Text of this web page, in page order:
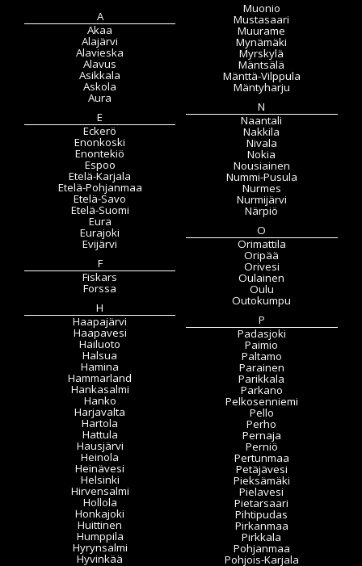
A
Akaa
Alajärvi
Alavieska
Alavus
Asikkala
Askola
Aura
E
Eckerö
Enonkoski
Enontekiö
Espoo
Etelä-Karjala
Etelä-Pohjanmaa
Etelä-Savo
Etelä-Suomi
Eura
Eurajoki
Evijärvi
F
Fiskars
Forssa
H
Haapajärvi
Haapavesi
Hailuoto
Halsua
Hamina
Hammarland
Hankasalmi
Hanko
Harjavalta
Hartola
Hattula
Hausjärvi
Heinola
Heinävesi
Helsinki
Hirvensalmi
Hollola
Honkajoki
Huittinen
Humppila
Hyrynsalmi
Hyvinkää
Muonio
Mustasaari
Muurame
Mynämäki
Myrskylä
Mäntsälä
Mänttä-Vilppula
Mäntyharju
N
Naantali
Nakkila
Nivala
Nokia
Nousiainen
Nummi-Pusula
Nurmes
Nurmijärvi
Närpiö
O
Orimattila
Oripää
Orivesi
Oulainen
Oulu
Outokumpu
P
Padasjoki
Paimio
Paltamo
Parainen
Parikkala
Parkano
Pelkosenniemi
Pello
Perho
Pernaja
Perniö
Pertunmaa
Petäjävesi
Pieksämäki
Pielavesi
Pietarsaari
Pihtipudas
Pirkanmaa
Pirkkala
Pohjanmaa
Pohjois-Karjala